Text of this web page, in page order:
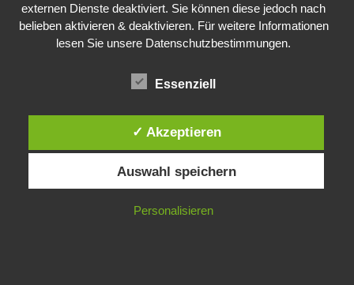
externen Dienste deaktiviert. Sie können diese jedoch nach
belieben aktivieren & deaktivieren. Für weitere Informationen
lesen Sie unsere Datenschutzbestimmungen.
Essenziell
✓ Akzeptieren
Auswahl speichern
Personalisieren